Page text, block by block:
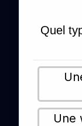
Quel
Une